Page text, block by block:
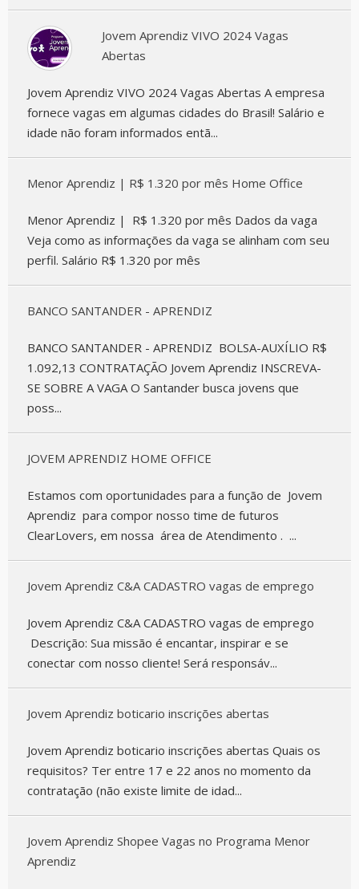
Jovem Aprendiz VIVO 2024 Vagas
Abertas
Jovem Aprendiz VIVO 2024 Vagas Abertas A empresa
fornece vagas em algumas cidades do Brasil! Salário e
idade não foram informados entã...
Menor Aprendiz | R$ 1.320 por mês Home Office
Menor Aprendiz | R$ 1.320 por mês Dados da vaga
Veja como as informações da vaga se alinham com seu
perfil. Salário R$ 1.320 por mês
BANCO SANTANDER - APRENDIZ
BANCO SANTANDER - APRENDIZ BOLSA-AUXÍLIO R$
1.092,13 CONTRATAÇÃO Jovem Aprendiz INSCREVA-
SE SOBRE A VAGA O Santander busca jovens que
poss...
JOVEM APRENDIZ HOME OFFICE
Estamos com oportunidades para a função de Jovem
Aprendiz para compor nosso time de futuros
ClearLovers, em nossa área de Atendimento . ...
Jovem Aprendiz C&A CADASTRO vagas de emprego
Jovem Aprendiz C&A CADASTRO vagas de emprego
Descrição: Sua missão é encantar, inspirar e se
conectar com nosso cliente! Será responsáv...
Jovem Aprendiz boticario inscrições abertas
Jovem Aprendiz boticario inscrições abertas Quais os
requisitos? Ter entre 17 e 22 anos no momento da
contratação (não existe limite de idad...
Jovem Aprendiz Shopee Vagas no Programa Menor
Aprendiz